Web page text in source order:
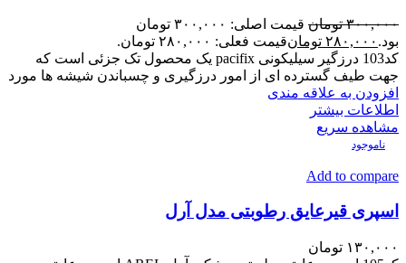
۳۰۰,۰۰۰ تومان
قیمت اصلی: ۳۰۰,۰۰۰ تومان
بود. ۲۸۰,۰۰۰ تومانقیمت فعلی: ۲۸۰,۰۰۰ تومان.
کد103 درزگیر سیلیکونی pacifix یک محصول تک جزئی است که
جهت طیف گسترده ای از امور درزگیری و چسباندن شیشه ها مورد
افزودن به علاقه مندی
اطلاعات بیشتر
مشاهده سریع
ناموجود
Add to compare
اسپری قیرعایق رطوبتی مدل آرل
۱۳۰,۰۰۰ تومان